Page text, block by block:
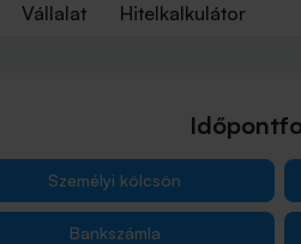
Vállalat Hitelkalkulátor
Személyi kölcsön
Bankszámla